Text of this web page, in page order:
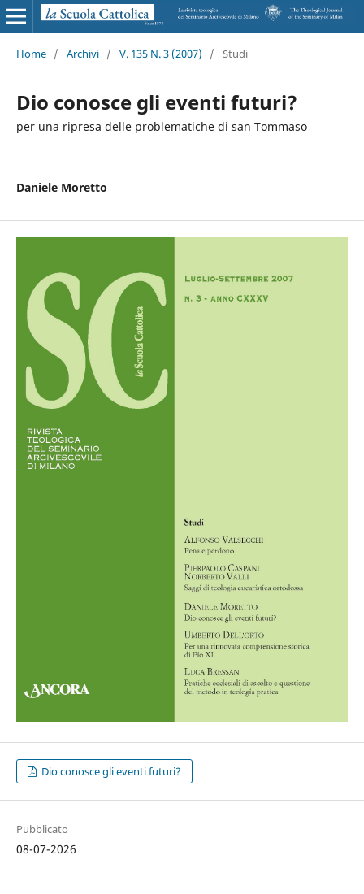
Home / Archivi / V. 135 N. 3 (2007) / Studi
Dio conosce gli eventi futuri?
per una ripresa delle problematiche di san Tommaso
Daniele Moretto
Dio conosce gli eventi futuri?
Pubblicato
08-07-2026